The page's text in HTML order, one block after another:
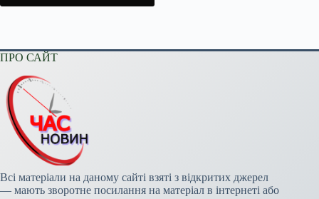
ПРО САЙТ
Всі матеріали на даному сайті взяті з відкритих джерел
— мають зворотне посилання на матеріал в інтернеті або